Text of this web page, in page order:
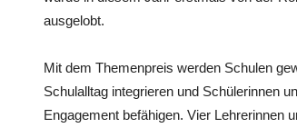
ausgelobt.
Mit dem Themenpreis werden Schulen
Schulalltag integrieren und Schülerinnen
Engagement befähigen. Vier Lehrerinnen